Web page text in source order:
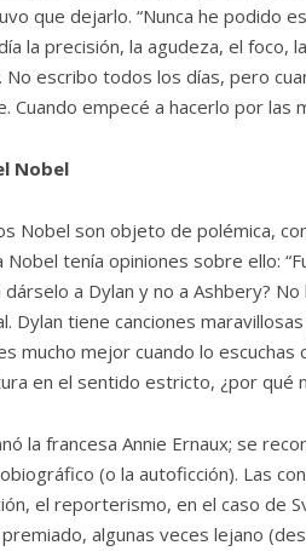
que dejarlo. “Nunca he podido
la precisión, la agudeza, el foco,
No escribo todos los días, pero
Cuando empecé a hacerlo por las
Nobel
Nobel son objeto de polémica,
Nobel tenía opiniones sobre ello:
dárselo a Dylan y no a Ashbery?
Dylan tiene canciones
mucho mejor cuando lo
en el sentido estricto, ¿por qué
la francesa Annie Ernaux; se
(o la autoficción). Las
el reporterismo, en el caso de
algunas veces lejano